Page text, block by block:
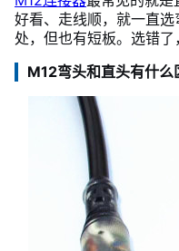
好看、走线顺，就一直
处，但也有短板。选错了
M12弯头和直头有什么